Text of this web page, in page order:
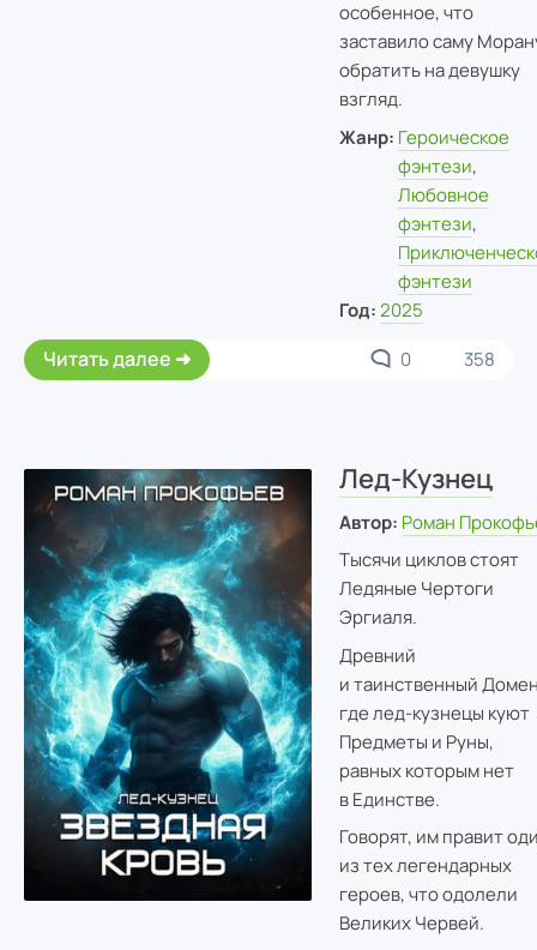
особенное, что
заставило саму
обратить на девушку
взгляд.
Жанр: Героическое
фэнтези,
Любовное
фэнтези,
фэнтези
Год: 2025
Читать далее 0 358
Лед-Кузнец
Автор: Роман
Тысячи циклов стоят
Ледяные Чертоги
Эргиаля.
Древний
и таинственный
где лед-кузнецы куют
Предметы и Руны,
равных которым нет
в Единстве.
Говорят, им правит
из тех легендарных
героев, что одолели
Великих Червей.